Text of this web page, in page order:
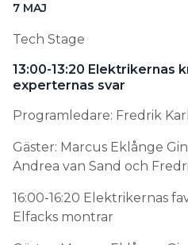
7 MAJ
Tech Stage
13:00-13:20 Elektrikernas
experternas svar
Programledare: Fredrik
Gäster: Marcus Eklånge
Andrea van Sand och
16:00-16:20 Elektrikernas
Elfacks montrar